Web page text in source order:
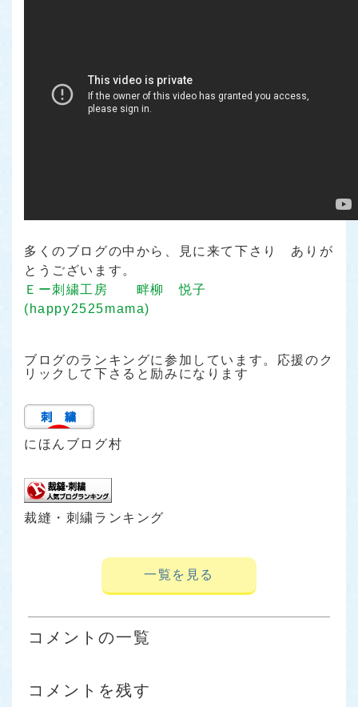
多くのブログの中から、見に来て下さり ありが
とうございます。
Ｅー刺繍工房 畔柳 悦子
(happy2525mama)
ブログのランキングに参加しています。応援のク
リックして下さると励みになります
にほんブログ村
裁縫・刺繍ランキング
一覧を見る
コメントの一覧
コメントを残す